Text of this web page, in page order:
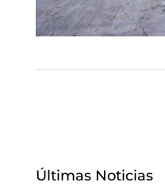
Últimas Noticias